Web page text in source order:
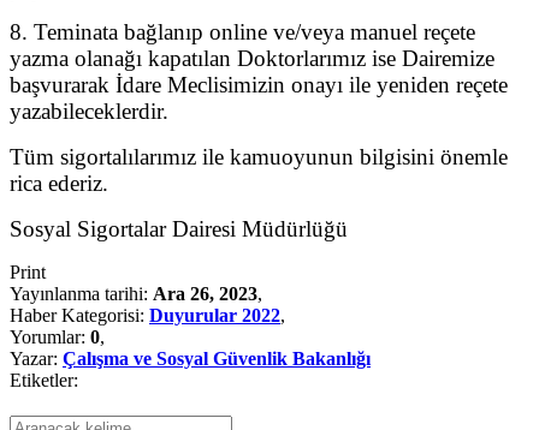
8. Teminata bağlanıp online ve/veya manuel reçete
yazma olanağı kapatılan Doktorlarımız ise Dairemize
başvurarak İdare Meclisimizin onayı ile yeniden reçete
yazabileceklerdir.
Tüm sigortalılarımız ile kamuoyunun bilgisini önemle
rica ederiz.
Sosyal Sigortalar Dairesi Müdürlüğü
Print
Yayınlanma tarihi: Ara 26, 2023,
Haber Kategorisi: Duyurular 2022,
Yorumlar: 0,
Yazar: Çalışma ve Sosyal Güvenlik Bakanlığı
Etiketler: